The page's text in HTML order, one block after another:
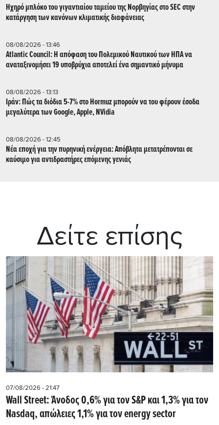
Ηχηρό μπλόκο του γιγαντιαίου ταμείου της Νορβηγίας στο SEC στην
κατάργηση των κανόνων κλιματικής διαφάνειας
08/08/2026 - 13:46
Atlantic Council: Η απόφαση του Πολεμικού Ναυτικού των ΗΠΑ να
αναταξινομήσει 19 υποβρύχια αποτελεί ένα σημαντικό μήνυμα
08/08/2026 - 13:13
Ιράν: Πώς τα διόδια 5-7% στο Hormuz μπορούν να του φέρουν έσοδα
μεγαλύτερα των Google, Apple, NVidia
08/08/2026 - 12:45
Νέα εποχή για την πυρηνική ενέργεια: Απόβλητα μετατρέπονται σε
καύσιμο για αντιδραστήρες επόμενης γενιάς
Δείτε επίσης
07/08/2026 - 21:47
Wall Street: Άνοδος 0,6% για τον S&P και 1,3% για τον
Nasdaq, απώλειες 1,1% για τον energy sector